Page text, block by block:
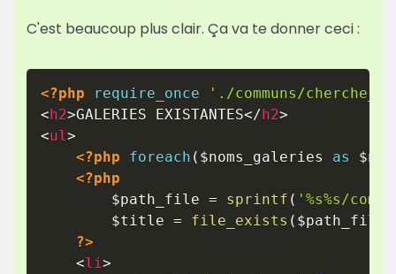
C'est beaucoup plus clair. Ça va te donner ceci :
<?php require_once
'./communs/
<h2>GALERIES EXISTANTES</h2>
<ul >
<?php
foreach ( $noms_galeries as $nom
<?php
$path_file = sprintf ( '%s%s/
$title = file_exists ( $path_file
?>
<li >